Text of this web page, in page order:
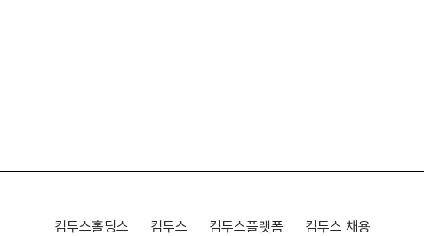
컴투스홀딩스 컴투스 컴투스플랫폼 컴투스 채용